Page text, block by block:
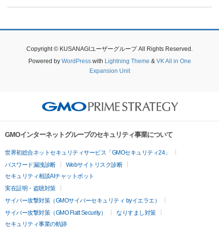
Copyright © KUSANAGIユーザーグループ All Rights Reserved.
Powered by WordPresswith Lightning Theme & VK All in One
Expansion Unit
GMOインターネットグループのセキュリティ事業について
世界初総合ネットセキュリティサービス「GMOセキュリティ24」
パスワード漏洩診断
Webサイトリスク診断
セキュリティ相談AIチャットボット
実在証明・盗聴対策
サイバー攻撃対策（GMOサイバーセキュリティ byイエラエ）
サイバー攻撃対策（GMO Flatt Security）
なりすまし対策
セキュリティ事業の軌跡